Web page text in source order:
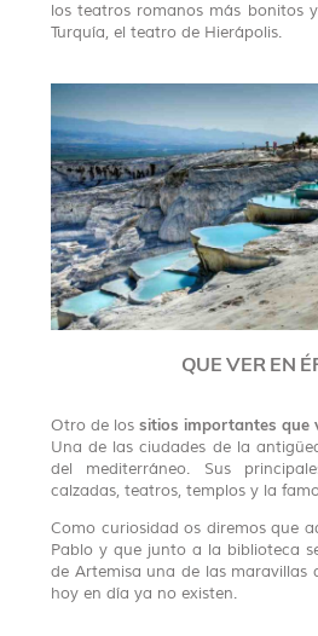
los teatros romanos más bonitos
Turquía, el teatro de Hierápolis.
QUE VER EN
Otro de los sitios importantes que
Una de las ciudades de la
del mediterráneo. Sus
calzadas, teatros, templos y la
Como curiosidad os diremos que
Pablo y que junto a la biblioteca
de Artemisa una de las maravillas
hoy en día ya no existen.